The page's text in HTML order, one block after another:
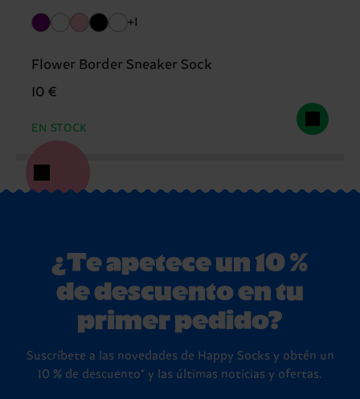
+1
Flower Border Sneaker Sock
10 €
EN STOCK
¿Te apetece un 10 %
de descuento en tu
primer pedido?
Suscríbete a las novedades de Happy Socks y obtén un
10 % de descuento* y las últimas noticias y ofertas.